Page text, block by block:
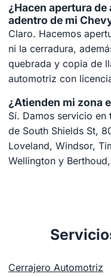
¿Hacen apertura
adentro de mi
Claro. Hacemos
ni la cerradura,
quebrada y copia de
automotriz con
¿Atienden mi zona
Sí. Damos servicio
de South Shields St,
Loveland, Windsor,
Wellington y
Cerrajero Automotriz